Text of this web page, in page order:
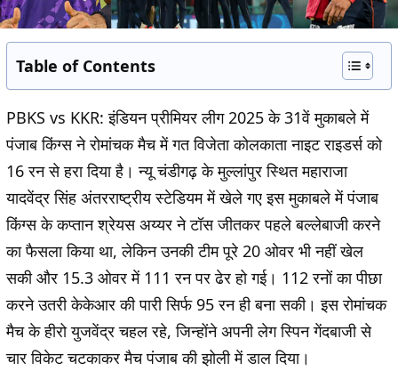
Table of Contents
PBKS vs KKR: इंडियन प्रीमियर लीग 2025 के 31वें मुकाबले में
पंजाब किंग्स ने रोमांचक मैच में गत विजेता कोलकाता नाइट राइडर्स को
16 रन से हरा दिया है। न्यू चंडीगढ़ के मुल्लांपुर स्थित महाराजा
यादवेंद्र सिंह अंतरराष्ट्रीय स्टेडियम में खेले गए इस मुकाबले में पंजाब
किंग्स के कप्तान श्रेयस अय्यर ने टॉस जीतकर पहले बल्लेबाजी करने
का फैसला किया था, लेकिन उनकी टीम पूरे 20 ओवर भी नहीं खेल
सकी और 15.3 ओवर में 111 रन पर ढेर हो गई। 112 रनों का पीछा
करने उतरी केकेआर की पारी सिर्फ 95 रन ही बना सकी। इस रोमांचक
मैच के हीरो युजवेंद्र चहल रहे, जिन्होंने अपनी लेग स्पिन गेंदबाजी से
चार विकेट चटकाकर मैच पंजाब की झोली में डाल दिया।